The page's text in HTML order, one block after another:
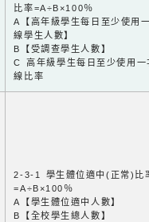
比率=A÷B×100％
A【高年級學生每日至少使用
線學生人數】
B【受調查學生人數】
C 高年級學生每日至少使用一
線比率
2-3-1 學生體位適中(正常)比
=A÷B×100％
A【學生體位適中人數】
B【全校學生總人數】